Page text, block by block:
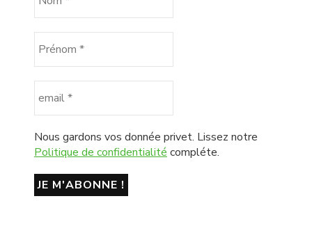
Nous gardons vos donnée privet. Lissez notre
Politique de confidentialité compléte.